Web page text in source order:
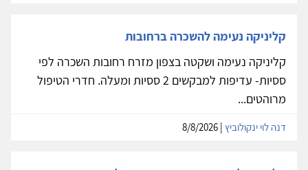
קליניקה נעימה להשכרה ברחובות
קליניקה נעימה ושקטה בצפון מזרח רחובות השכרה לפי
ססיות- עדיפות למבקשים 2 ססיות ומעלה. חדרי הטיפול
מרוהטים...
דנה לוי ינקולוביץ